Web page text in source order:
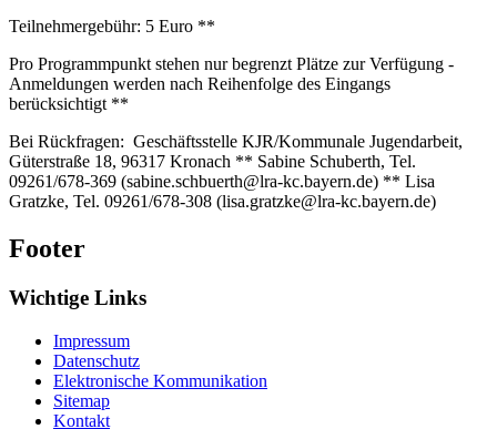
Teilnehmergebühr: 5 Euro **
Pro Programmpunkt stehen nur begrenzt Plätze zur Verfügung -
Anmeldungen werden nach Reihenfolge des Eingangs
berücksichtigt **
Bei Rückfragen: Geschäftsstelle KJR/Kommunale Jugendarbeit,
Güterstraße 18, 96317 Kronach ** Sabine Schuberth, Tel.
09261/678-369 (sabine.schbuerth@lra-kc.bayern.de) ** Lisa
Gratzke, Tel. 09261/678-308 (lisa.gratzke@lra-kc.bayern.de)
Footer
Wichtige Links
Impressum
Datenschutz
Elektronische Kommunikation
Sitemap
Kontakt